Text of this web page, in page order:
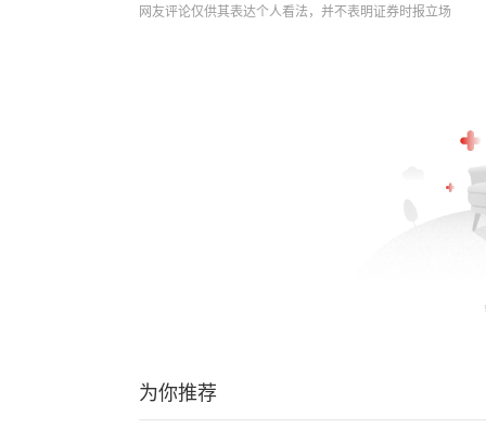
网友评论仅供其表达个人看法，并不表明证券时报立场
为你推荐